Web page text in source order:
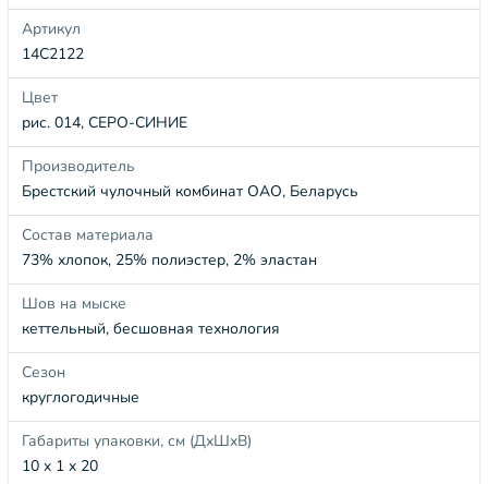
Артикул
14С2122
Цвет
рис. 014, СЕРО-СИНИЕ
Производитель
Брестский чулочный комбинат ОАО, Беларусь
Состав материала
73% хлопок, 25% полиэстер, 2% эластан
Шов на мыске
кеттельный, бесшовная технология
Сезон
круглогодичные
Габариты упаковки, см (ДхШхВ)
10 x 1 x 20